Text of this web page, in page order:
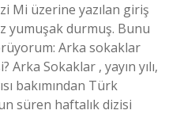
Mi üzerine yazılan giriş
yumuşak durmuş. Bunu
Arka sokaklar
Sokaklar , yayın yılı,
bakımından Türk
süren haftalık dizisi